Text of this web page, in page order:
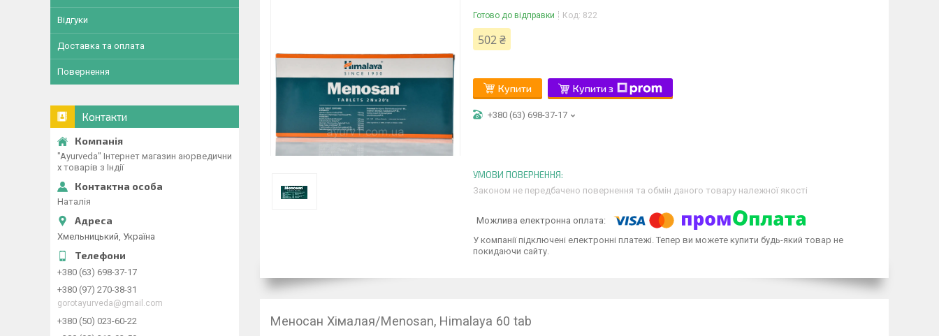
Готово до відправки Код: 822
502 ₴
Купити Купити з
+380 (63) 698-37-17
Законом не передбачено повернення та обмін даного товару належної якості
У компанії підключені електронні платежі. Тепер ви можете купити будь-який товар не
покидаючи сайту.
Меносан Хімалая/Menosan, Himalaya 60 tab
Відгуки
Доставка та оплата
Повернення
Контакти
"Ayurveda" Інтернет магазин аюрведични
х товарів з Індії
Наталія
Хмельницький, Україна
+380 (63) 698-37-17
+380 (97) 270-38-31
gorotayurveda@gmail.com
+380 (50) 023-60-22